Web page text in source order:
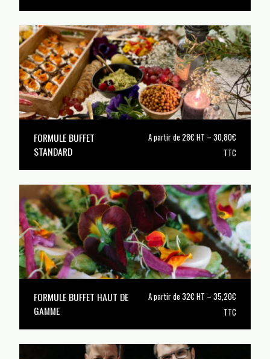
FORMULE BUFFET
STANDARD
A partir de 28€ HT – 30,80€
TTC
FORMULE BUFFET HAUT DE
GAMME
A partir de 32€ HT – 35,20€
TTC